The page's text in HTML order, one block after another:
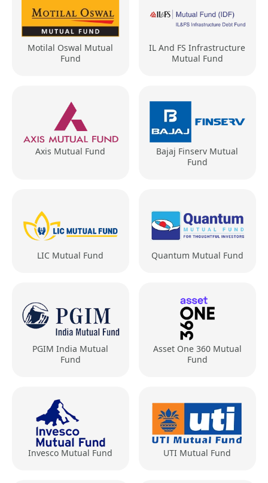
Motilal Oswal Mutual
Fund
IL And FS Infrastructure
Mutual Fund
Axis Mutual Fund
Bajaj Finserv Mutual
Fund
LIC Mutual Fund Quantum Mutual Fund
PGIM India Mutual
Fund
Asset One 360 Mutual
Fund
Invesco Mutual Fund UTI Mutual Fund